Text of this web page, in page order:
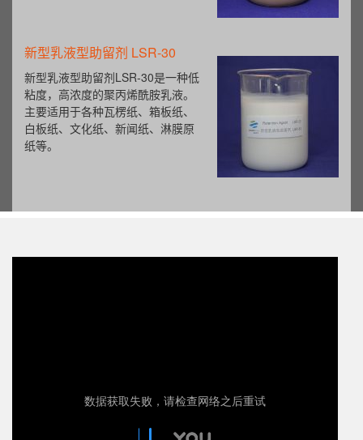
新型乳液型助留剂 LSR-30
新型乳液型助留剂LSR-30是一种低
粘度，高浓度的聚丙烯酰胺乳液。
主要适用于各种瓦楞纸、箱板纸、
白板纸、文化纸、新闻纸、淋膜原
纸等。